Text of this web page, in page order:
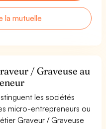
la mutuelle
/ Graveuse au
les sociétés
micro-entrepreneurs ou
Graveur / Graveuse